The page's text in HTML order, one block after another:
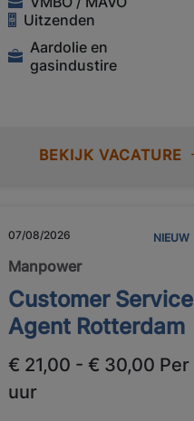
Uitzenden
Aardolie en
gasindustire
BEKIJK VACATURE
07/08/2026 NIEUW
Manpower
Customer Service
Agent Rotterdam
€ 21,00 - € 30,00 Per
uur